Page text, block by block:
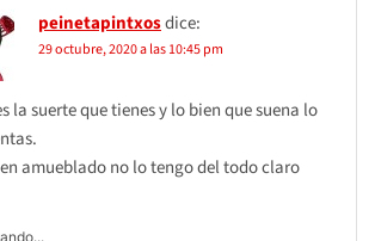
peinetapintxosdice:
29 octubre, 2020 a las 10:45 pm
la suerte que tienes y lo bien que suena lo
amueblado no lo tengo del todo claro